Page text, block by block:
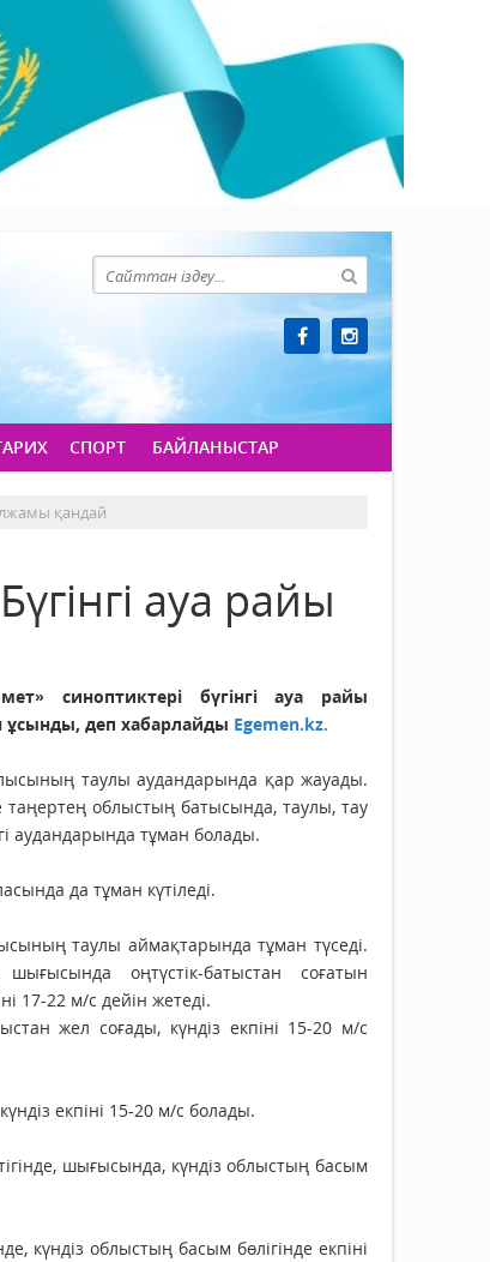
СПОРТ БАЙЛАНЫСТАР
қандай
ауа райы
синоптиктері бүгінгі ауа райы
деп хабарлайды Egemen.kz.
таулы аудандарында қар жауады.
таңертең облыстың батысында, таулы, тау
аудандарында тұман болады.
да тұман күтіледі.
таулы аймақтарында тұман түседі.
оңтүстік-батыстан соғатын
17-22 м/с дейін жетеді.
жел соғады, күндіз екпіні 15-20 м/с
екпіні 15-20 м/с болады.
шығысында, күндіз облыстың басым
күндіз облыстың басым бөлігінде екпіні